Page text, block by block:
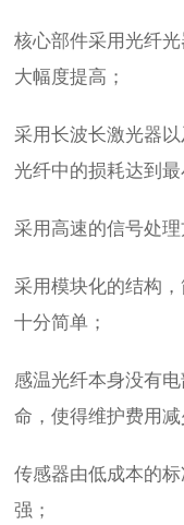
核心部件采用光纤
大幅度提高；
采用长波长激光器
光纤中的损耗达到最
采用高速的信号处
采用模块化的结构
十分简单；
感温光纤本身没有
命，使得维护费用减
传感器由低成本的
强；